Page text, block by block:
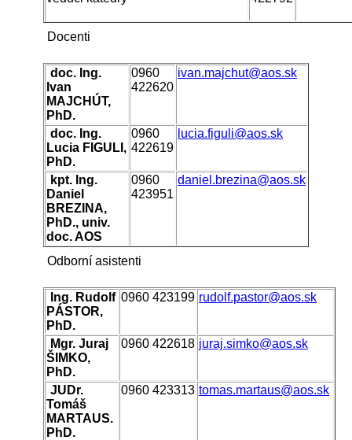
Docenti
doc. Ing.
Ivan
MAJCHÚT,
PhD.
0960
422620
ivan.majchut@aos.sk
doc. Ing.
Lucia FIGULI,
PhD.
0960
422619
lucia.figuli@aos.sk
kpt. Ing.
Daniel
BREZINA,
PhD., univ.
doc. AOS
0960
423951
daniel.brezina@aos.sk
Odborní asistenti
Ing. Rudolf
PÁSTOR,
PhD.
0960 423199 rudolf.pastor@aos.sk
Mgr. Juraj
ŠIMKO,
PhD.
0960 422618 juraj.simko@aos.sk
JUDr.
Tomáš
MARTAUS.
PhD.
0960 423313 tomas.martaus@aos.sk